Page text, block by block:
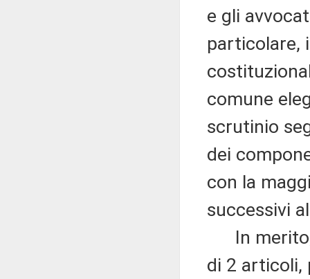
e gli
particolare,
comune
scrutinio
dei
con la
successivi
In merito,
di 2 articoli,